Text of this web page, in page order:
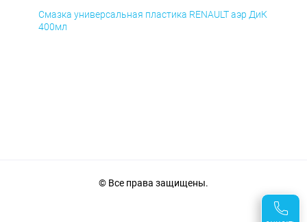
Смазка универсальная пластика RENAULT аэр ДиК
400мл
© Все права защищены.